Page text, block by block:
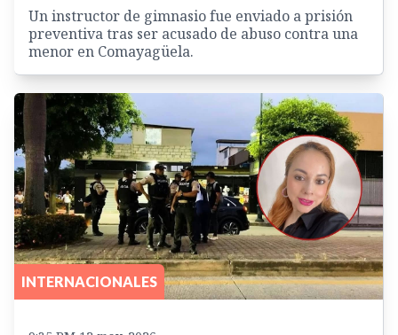
Un instructor de gimnasio fue enviado a prisión
preventiva tras ser acusado de abuso contra una
menor en Comayagüela.
INTERNACIONALES